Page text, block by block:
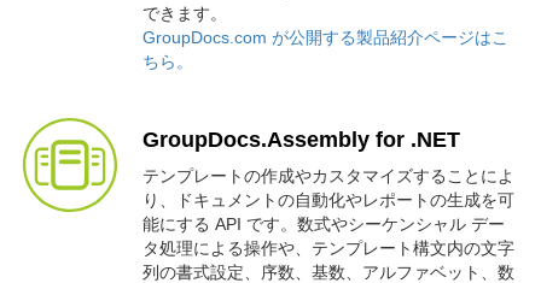
できます。
GroupDocs.com が公開する製品紹介ページはこ
ちら。
GroupDocs.Assembly for .NET
テンプレートの作成やカスタマイズすることによ
り、ドキュメントの自動化やレポートの生成を可
能にする API です。数式やシーケンシャル デー
タ処理による操作や、テンプレート構文内の文字
列の書式設定、序数、基数、アルファベット、数